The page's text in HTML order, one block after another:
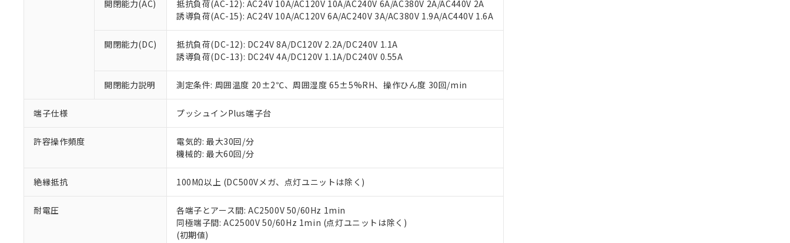
開閉能力(AC)
抵抗負荷(AC-12): AC24V 10A/AC120V 10A/AC240V 6A/AC380V 2A/AC440V 2A
誘導負荷(AC-15): AC24V 10A/AC120V 6A/AC240V 3A/AC380V 1.9A/AC440V 1.6A
開閉能力(DC)
抵抗負荷(DC-12): DC24V 8A/DC120V 2.2A/DC240V 1.1A
誘導負荷(DC-13): DC24V 4A/DC120V 1.1A/DC240V 0.55A
開閉能力説明 測定条件: 周囲温度 20±2℃、周囲湿度 65±5%RH、操作ひん度 30回/min
端子仕様 プッシュインPlus端子台
許容操作頻度
電気的: 最大30回/分
機械的: 最大60回/分
絶縁抵抗 100MΩ以上 (DC500Vメガ、点灯ユニットは除く)
耐電圧
各端子とアース間: AC2500V 50/60Hz 1min
同極端子間: AC2500V 50/60Hz 1min (点灯ユニットは除く)
(初期値)
お客様が当ウェブサイト上で当社にご登録された部品リストについて、当社および当社の共同利用者
が、当社の製品・サービスに関するお客様との取引・商談に必要な範囲で利用することをご了承くだ
さい。
※当社の共同利用者とは、"個人情報の共同利用に関して"
いる法人を指します。
※3 非含有証明書ダウンロード
下記の非含有証明書をダウンロードすることができます。
EU RoHS指令（10物質）の非含有証明書
51物質の非含有証明書（当社基準）
※本証明書は発行日時点で非含有を証明するもので、過去に遡って非含有を証明するものではありません。
また、RoHS指令のフタル酸エステル類４物質の対応では、対応完了までの期間は出荷製品に未対応品が
既に当社にて対応品への在庫切替を完了していることから、特段のことがない限り、2022年1月12日よ
り割愛しております。
「－」：未確認です。当社販売部門へお問い合わせください。
合意する キャンセル
白